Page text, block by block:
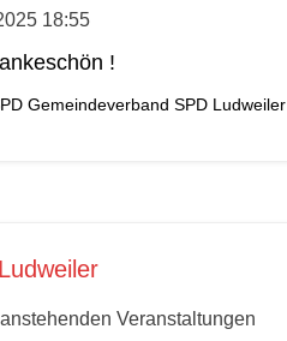
18:55
!
Gemeindeverband SPD Ludweiler
Veranstaltungen